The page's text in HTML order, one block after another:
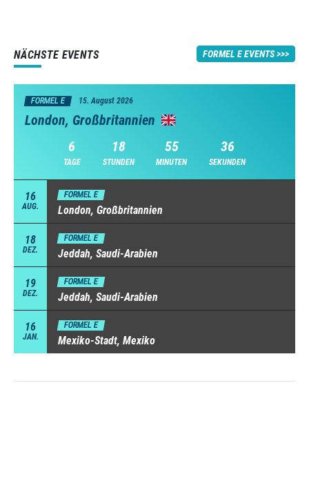
NÄCHSTE EVENTS FORMEL E EVENTS
FORMEL E 15. August 2026
London, Großbritannien
6
TAGE
18
STUNDEN
55
MINUTEN
35
SEKUNDEN
16
AUG.
FORMEL E
London, Großbritannien
18
DEZ.
FORMEL E
Jeddah, Saudi-Arabien
19
DEZ.
FORMEL E
Jeddah, Saudi-Arabien
16
JAN.
FORMEL E
Mexiko-Stadt, Mexiko